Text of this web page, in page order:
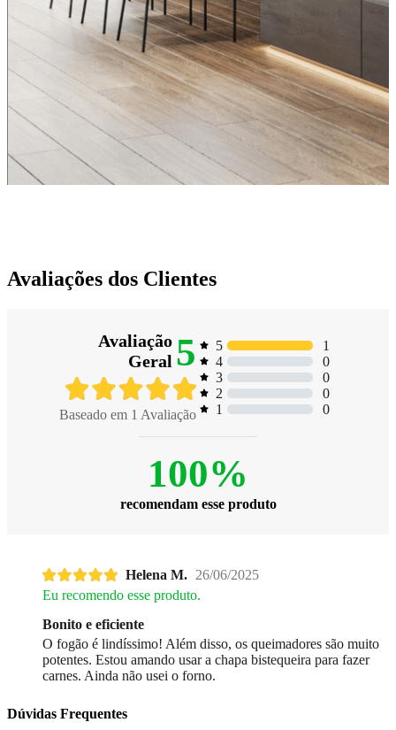
Avaliações dos Clientes
Avaliação
Geral 5
Baseado em 1 Avaliação
5
1
4
0
3
0
2
0
1
0
100%
recomendam esse produto
Helena M. 26/06/2025
Eu recomendo esse produto.
Bonito e eficiente
O fogão é lindíssimo! Além disso, os queimadores são muito
potentes. Estou amando usar a chapa bistequeira para fazer
carnes. Ainda não usei o forno.
Dúvidas Frequentes